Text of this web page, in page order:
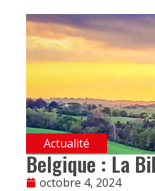
Actualité
Belgique : La
octobre 4, 2024